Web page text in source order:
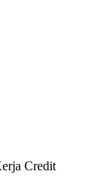
Credit